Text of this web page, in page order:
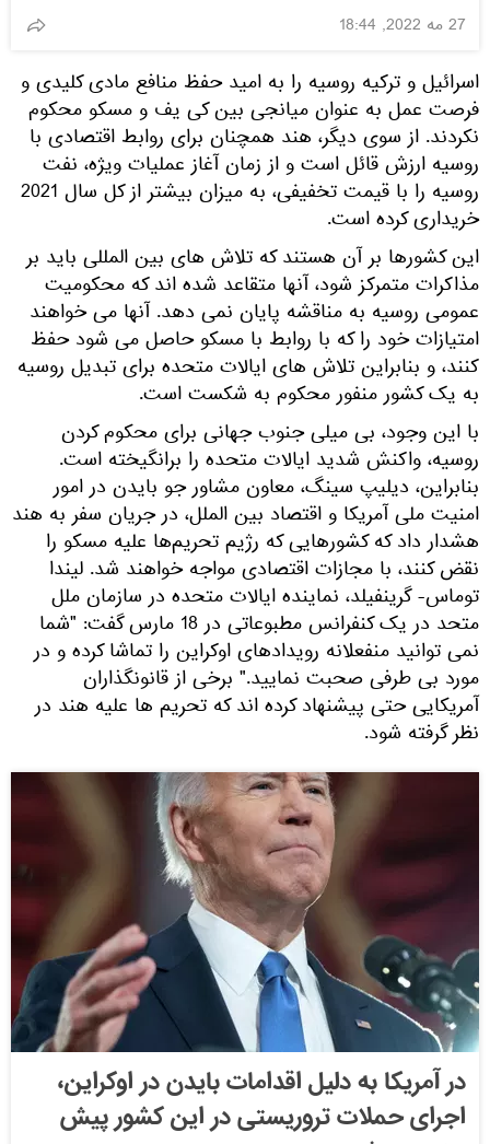
27 مه 2022, 18:44
اسرائیل و ترکیه روسیه را به امید حفظ منافع مادی کلیدی و
فرصت عمل به عنوان میانجی بین کی یف و مسکو محکوم
نکردند. از سوی دیگر، هند همچنان برای روابط اقتصادی با
روسیه ارزش قائل است و از زمان آغاز عملیات ویژه، نفت
روسیه را با قیمت تخفیفی، به میزان بیشتر از کل سال 2021
خریداری کرده است.
این کشورها بر آن هستند که تلاش های بین المللی باید بر
مذاکرات متمرکز شود، آنها متقاعد شده اند که محکومیت
عمومی روسیه به مناقشه پایان نمی دهد. آنها می خواهند
امتیازات خود را که با روابط با مسکو حاصل می شود حفظ
کنند، و بنابراین تلاش های ایالات متحده برای تبدیل روسیه
به یک کشور منفور محکوم به شکست است.
با این وجود، بی میلی جنوب جهانی برای محکوم کردن
روسیه، واکنش شدید ایالات متحده را برانگیخته است.
بنابراین، دیلیپ سینگ، معاون مشاور جو بایدن در امور
امنیت ملی آمریکا و اقتصاد بین الملل، در جریان سفر به هند
هشدار داد که کشورهایی که رژیم تحریم‌ها علیه مسکو را
نقض کنند، با مجازات اقتصادی مواجه خواهند شد. لیندا
توماس- گرینفیلد، نماینده ایالات متحده در سازمان ملل
متحد در یک کنفرانس مطبوعاتی در 18 مارس گفت: "شما
نمی توانید منفعلانه رویدادهای اوکراین را تماشا کرده و در
مورد بی طرفی صحبت نمایید." برخی از قانونگذاران
آمریکایی حتی پیشنهاد کرده اند که تحریم ها علیه هند در
نظر گرفته شود.
در آمریکا به دلیل اقدامات بایدن در اوکراین،
اجرای حملات تروریستی در این کشور پیش